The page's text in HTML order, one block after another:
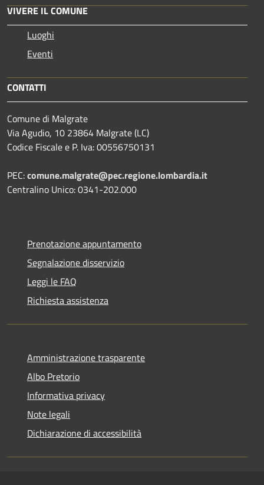
VIVERE IL COMUNE
Luoghi
Eventi
CONTATTI
Comune di Malgrate
Via Agudio, 10 23864 Malgrate (LC)
Codice Fiscale e P. Iva: 00556750131
PEC:comune.malgrate@pec.regione.lombardia.it
Centralino Unico: 0341-202.000
Prenotazione appuntamento
Segnalazione disservizio
Leggi le FAQ
Richiesta assistenza
Amministrazione trasparente
Albo Pretorio
Informativa privacy
Note legali
Dichiarazione di accessibilità